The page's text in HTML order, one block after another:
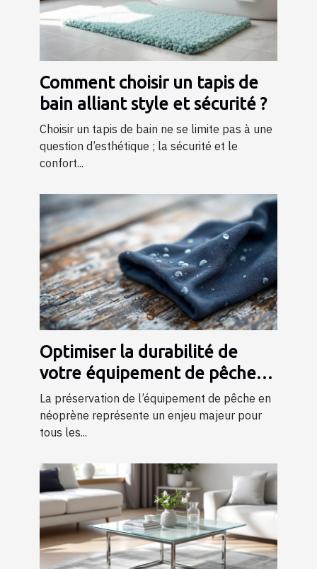
Comment choisir un tapis de
bain alliant style et sécurité ?
Choisir un tapis de bain ne se limite pas à une
question d’esthétique ; la sécurité et le
confort...
Optimiser la durabilité de
votre équipement de pêche
en néoprène
La préservation de l’équipement de pêche en
néoprène représente un enjeu majeur pour
tous les...